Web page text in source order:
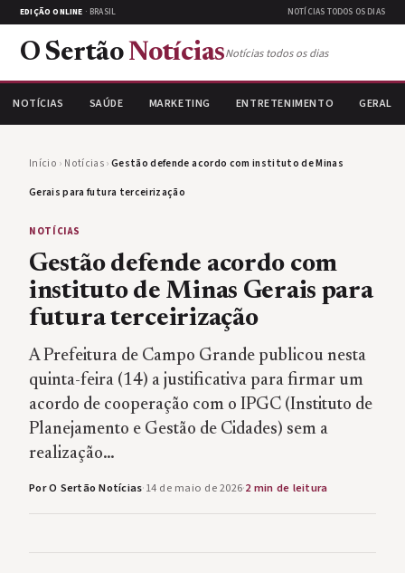
EDIÇÃO ONLINE · BRASIL NOTÍCIAS TODOS OS DIAS
O Sertão NotíciasNotícias todos os dias
NOTÍCIAS SAÚDE MARKETING ENTRETENIMENTO GERAL
Início › Notícias›Gestão defende acordo com instituto de Minas
Gerais para futura terceirização
NOTÍCIAS
Gestão defende acordo com
instituto de Minas Gerais para
futura terceirização
A Prefeitura de Campo Grande publicou nesta
quinta-feira (14) a justificativa para firmar um
acordo de cooperação com o IPGC (Instituto de
Planejamento e Gestão de Cidades) sem a
realização…
Por O Sertão Notícias·14 de maio de 2026·2 min de leitura